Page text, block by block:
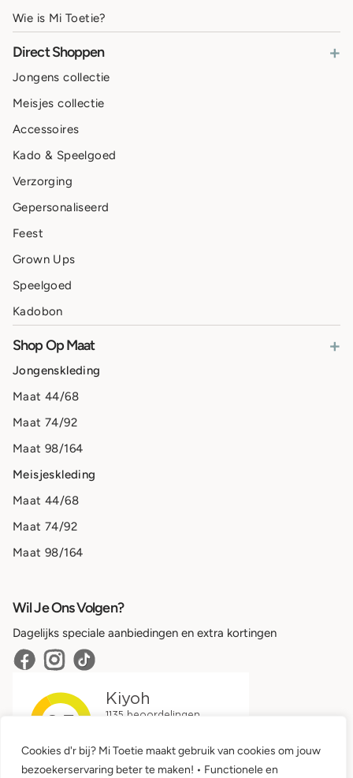
Cookies d'r bij? Mi Toetie maakt gebruik van cookies om jouw
bezoekerservaring beter te maken! • Functionele en
Wie is Mi Toetie?
Direct Shoppen +
Jongens collectie
Meisjes collectie
Accessoires
Kado & Speelgoed
Verzorging
Gepersonaliseerd
Feest
Grown Ups
Speelgoed
Kadobon
Shop Op Maat +
Jongenskleding
Maat 44/68
Maat 74/92
Maat 98/164
Meisjeskleding
Maat 44/68
Maat 74/92
Maat 98/164
Wil Je Ons Volgen?
Dagelijks speciale aanbiedingen en extra kortingen